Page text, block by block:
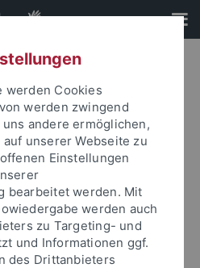
und Ihr Passwort an um sich
werden Cookies
werden zwingend
andere ermöglichen,
unserer Webseite zu
Einstellungen
bearbeitet werden. Mit
werden auch
zu Targeting- und
und Informationen ggf.
des Drittanbieters